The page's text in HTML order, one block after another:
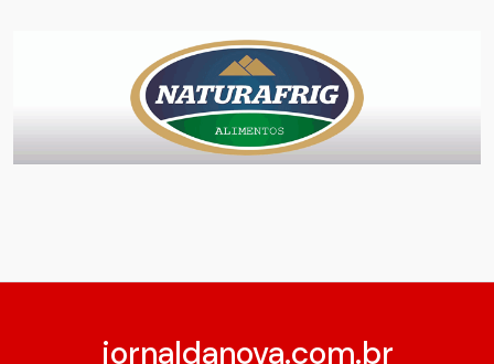
jornaldanova.com.br